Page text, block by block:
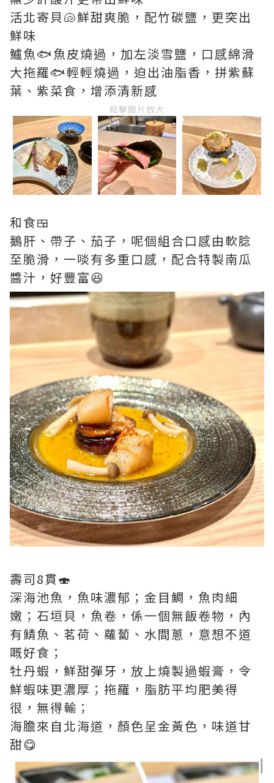
活北寄貝🐚鮮甜爽脆，配竹碳鹽，更突出
鮮味
鱸魚🐟魚皮燒過，加左淡雪鹽，口感綿滑
大拖羅🐟輕輕燒過，迫出油脂香，拼紫蘇
葉、紫菜食，增添清新感
點擊圖片放大
和食🍱
鵝肝、帶子、茄子，呢個組合口感由軟腍
至脆滑，一啖有多重口感，配合特製南瓜
醬汁，好豐富😆
壽司8貫🍣
深海池魚，魚味濃郁；金目鯛，魚肉細
嫩；石垣貝，魚卷，係一個無飯卷物，內
有鯖魚、茗荷、蘿蔔、水間蔥，意想不道
嘅好食；
牡丹蝦，鮮甜彈牙，放上燒製過蝦膏，令
鮮蝦味更濃厚；拖羅，脂肪平均肥美得
很，無得輸；
海膽來自北海道，顏色呈金黃色，味道甘
甜😋